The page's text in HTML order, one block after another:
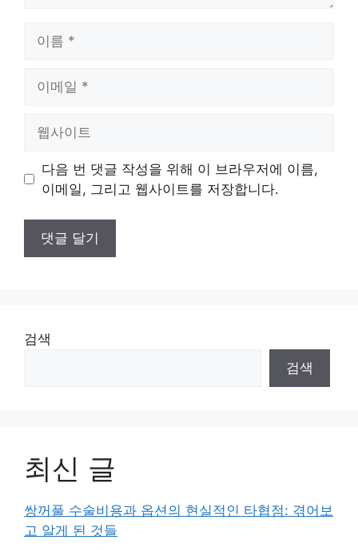
트
다음 번 댓글 작성을 위해 이 브라우저에 이름,
이메일, 그리고 웹사이트를 저장합니다.
검색
검색
최신 글
쌍꺼풀 수술비용과 옵션의 현실적인 타협점: 겪어보
고 알게 된 것들